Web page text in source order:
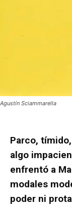
Agustín Sciammarella
Parco,
algo
enfrentó a
modales
poder ni